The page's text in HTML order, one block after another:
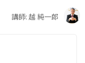
講師: 越 純一郎